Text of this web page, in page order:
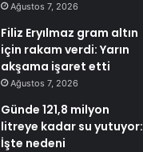
Ağustos 7, 2026
Filiz Eryılmaz gram altın
için rakam verdi: Yarın
akşama işaret etti
Ağustos 7, 2026
Günde 121,8 milyon
litreye kadar su yutuyor:
İşte nedeni